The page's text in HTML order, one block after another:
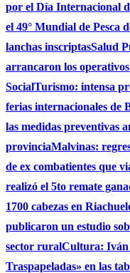
por el Día Internacional
el 49° Mundial de Pesca
lanchas inscriptasSalud
arrancaron los
SocialTurismo: intensa
ferias internacionales de
las medidas preventivas
provinciaMalvinas:
de ex combatientes que
realizó el 5to remate
1700 cabezas en
publicaron un estudio
sector ruralCultura: Iván
Traspapeladas» en las